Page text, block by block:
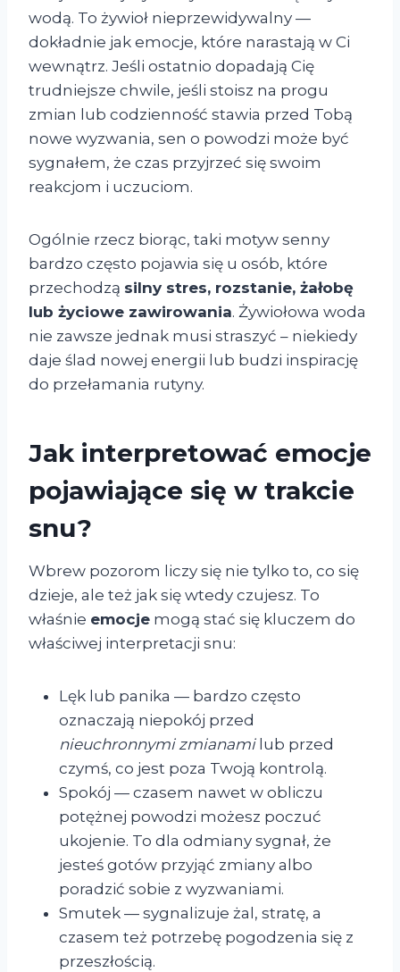
wodą. To żywioł nieprzewidywalny —
dokładnie jak emocje, które narastają w Ci
wewnątrz. Jeśli ostatnio dopadają Cię
trudniejsze chwile, jeśli stoisz na progu
zmian lub codzienność stawia przed Tobą
nowe wyzwania, sen o powodzi może być
sygnałem, że czas przyjrzeć się swoim
reakcjom i uczuciom.
Ogólnie rzecz biorąc, taki motyw senny
bardzo często pojawia się u osób, które
przechodzą silny stres, rozstanie, żałobę
lub życiowe zawirowania. Żywiołowa woda
nie zawsze jednak musi straszyć – niekiedy
daje ślad nowej energii lub budzi inspirację
do przełamania rutyny.
Jak interpretować emocje
pojawiające się w trakcie
snu?
Wbrew pozorom liczy się nie tylko to, co się
dzieje, ale też jak się wtedy czujesz. To
właśnie emocje mogą stać się kluczem do
właściwej interpretacji snu:
Lęk lub panika — bardzo często
oznaczają niepokój przed
nieuchronnymi zmianamilub przed
czymś, co jest poza Twoją kontrolą.
Spokój — czasem nawet w obliczu
potężnej powodzi możesz poczuć
ukojenie. To dla odmiany sygnał, że
jesteś gotów przyjąć zmiany albo
poradzić sobie z wyzwaniami.
Smutek — sygnalizuje żal, stratę, a
czasem też potrzebę pogodzenia się z
przeszłością.